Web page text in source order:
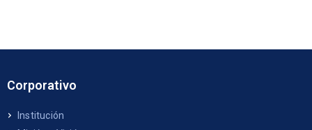
Corporativo
Institución